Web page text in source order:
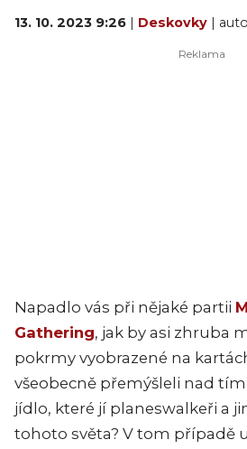
13. 10. 2023 9:26 | Deskovky |
Napadlo vás při nějaké partii
Gathering, jak by asi zhruba
pokrmy vyobrazené na
všeobecně přemýšleli nad
jídlo, které jí planeswalkeři a
tohoto světa? V tom případě